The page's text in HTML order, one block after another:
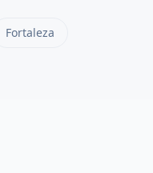
Fortaleza